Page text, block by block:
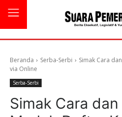
Beranda Serba-Serbi
Simak Cara
via Online
Serba-Serbi
Simak Cara